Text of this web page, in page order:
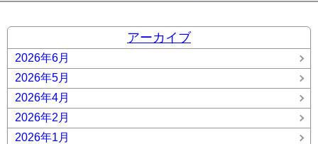
アーカイブ
2026年6月
2026年5月
2026年4月
2026年2月
2026年1月